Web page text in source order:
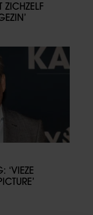
ZICHZELF
‘VIEZE